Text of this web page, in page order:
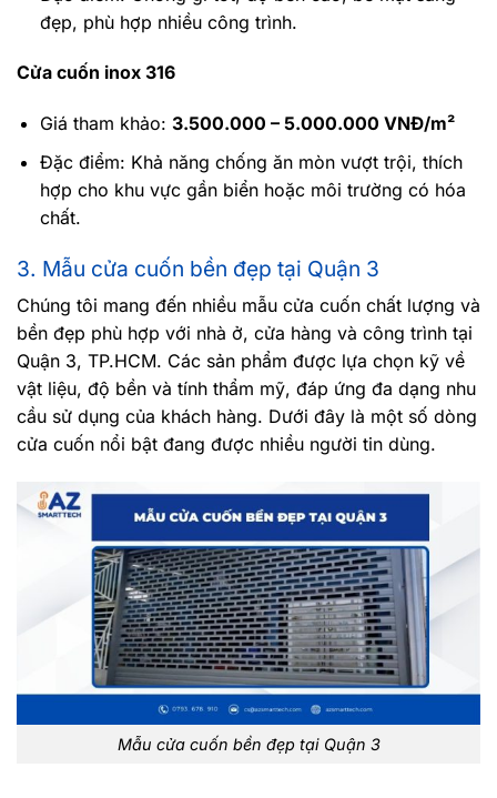
đẹp, phù hợp nhiều công trình.
Cửa cuốn inox 316
Giá tham khảo: 3.500.000 – 5.000.000 VNĐ/m²
Đặc điểm: Khả năng chống ăn mòn vượt trội, thích
hợp cho khu vực gần biển hoặc môi trường có hóa
chất.
3. Mẫu cửa cuốn bền đẹp tại Quận 3
Chúng tôi mang đến nhiều mẫu cửa cuốn chất lượng và
bền đẹp phù hợp với nhà ở, cửa hàng và công trình tại
Quận 3, TP.HCM. Các sản phẩm được lựa chọn kỹ về
vật liệu, độ bền và tính thẩm mỹ, đáp ứng đa dạng nhu
cầu sử dụng của khách hàng. Dưới đây là một số dòng
cửa cuốn nổi bật đang được nhiều người tin dùng.
Mẫu cửa cuốn bền đẹp tại Quận 3